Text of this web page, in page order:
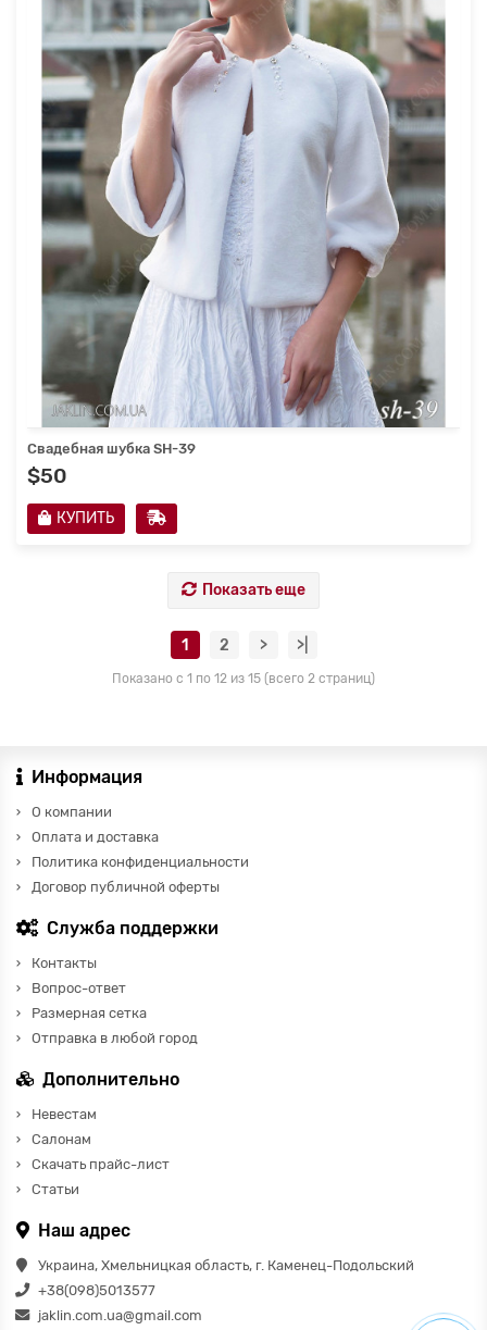
Свадебная шубка SH-39
$50
КУПИТЬ
Показать еще
1 2 > >|
Показано с 1 по 12 из 15 (всего 2 страниц)
Информация
О компании
Оплата и доставка
Политика конфиденциальности
Договор публичной оферты
Служба поддержки
Контакты
Вопрос-ответ
Размерная сетка
Отправка в любой город
Дополнительно
Невестам
Салонам
Скачать прайс-лист
Статьи
Наш адрес
Украина, Хмельницкая область, г. Каменец-Подольский
+38(098)5013577
jaklin.com.ua@gmail.com